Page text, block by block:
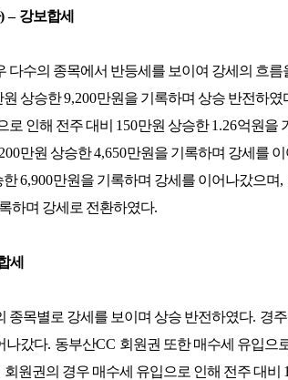
)– 강보합세
다수의 종목에서 반등세를 보이여 강세의 흐름
원 상승한9,200만원을 기록하며 상승 반전하였
로 인해 전주 대비 150만원 상승한1.26억원을
200만원 상승한4,650만원을 기록하며 강세를
한6,900만원을 기록하며 강세를 이어나갔으며,
하며 강세로 전환하였다.
세
종목별로 강세를 보이며 상승 반전하였다. 경
나갔다. 동부산CC 회원권 또한 매수세 유입으
회원권의 경우 매수세 유입으로 인해 전주 대비